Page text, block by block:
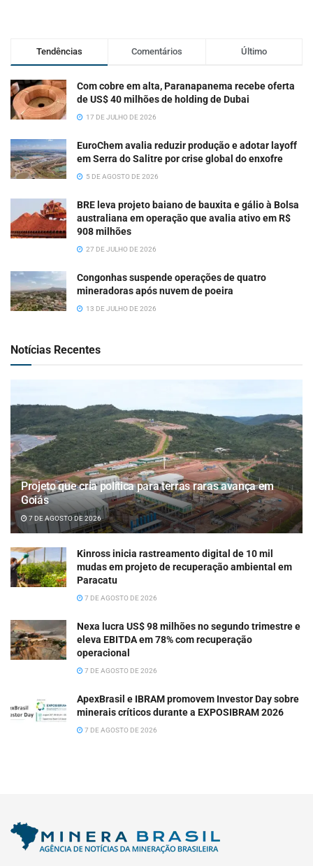
Tendências Comentários Último
Com cobre em alta, Paranapanema recebe oferta
de US$ 40 milhões de holding de Dubai
17 DE JULHO DE 2026
EuroChem avalia reduzir produção e adotar layoff
em Serra do Salitre por crise global do enxofre
5 DE AGOSTO DE 2026
BRE leva projeto baiano de bauxita e gálio à Bolsa
australiana em operação que avalia ativo em R$
908 milhões
27 DE JULHO DE 2026
Congonhas suspende operações de quatro
mineradoras após nuvem de poeira
13 DE JULHO DE 2026
Notícias Recentes
Projeto que cria política para terras raras avança em
Goiás
7 DE AGOSTO DE 2026
Kinross inicia rastreamento digital de 10 mil
mudas em projeto de recuperação ambiental em
Paracatu
7 DE AGOSTO DE 2026
Nexa lucra US$ 98 milhões no segundo trimestre e
eleva EBITDA em 78% com recuperação
operacional
7 DE AGOSTO DE 2026
ApexBrasil e IBRAM promovem Investor Day sobre
minerais críticos durante a EXPOSIBRAM 2026
7 DE AGOSTO DE 2026